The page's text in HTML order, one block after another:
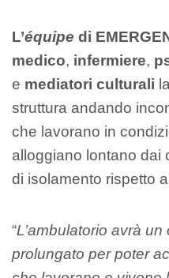
L’équipe di
medico, infermiere,
e mediatori culturali
struttura andando
che lavorano in
alloggiano lontano dai
di isolamento rispetto
“L’ambulatorio avrà
prolungato per poter